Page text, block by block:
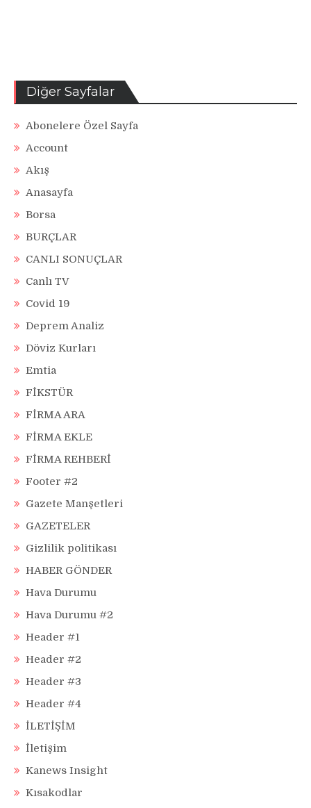
Diğer Sayfalar
Abonelere Özel Sayfa
Account
Akış
Anasayfa
Borsa
BURÇLAR
CANLI SONUÇLAR
Canlı TV
Covid 19
Deprem Analiz
Döviz Kurları
Emtia
FİKSTÜR
FİRMA ARA
FİRMA EKLE
FİRMA REHBERİ
Footer #2
Gazete Manşetleri
GAZETELER
Gizlilik politikası
HABER GÖNDER
Hava Durumu
Hava Durumu #2
Header #1
Header #2
Header #3
Header #4
İLETİŞİM
İletişim
Kanews Insight
Kısakodlar